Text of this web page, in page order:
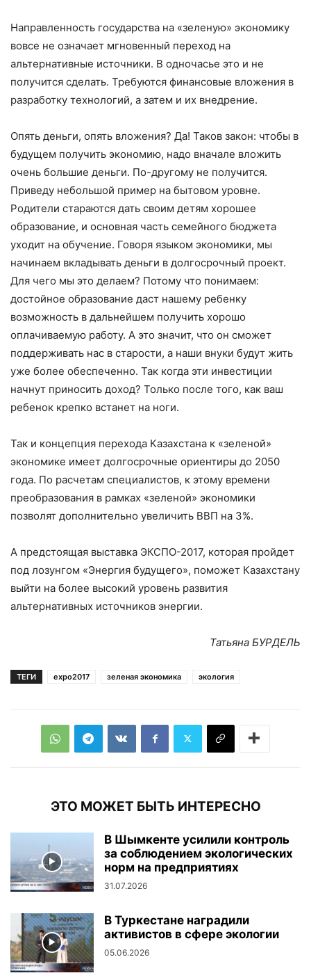
Направленность государства на «зеленую» экономику
вовсе не означает мгновенный переход на
альтернативные источники. В одночасье это и не
получится сделать. Требуются финансовые вложения в
разработку технологий, а затем и их внедрение.
Опять деньги, опять вложения? Да! Таков закон: чтобы в
будущем получить экономию, надо вначале вложить
очень большие деньги. По-другому не получится.
Приведу небольшой пример на бытовом уровне.
Родители стараются дать своим детям хорошее
образование, и основная часть семейного бюджета
уходит на обучение. Говоря языком экономики, мы
начинаем вкладывать деньги в долгосрочный проект.
Для чего мы это делаем? Потому что понимаем:
достойное образование даст нашему ребенку
возможность в дальнейшем получить хорошо
оплачиваемую работу. А это значит, что он сможет
поддерживать нас в старости, а наши внуки будут жить
уже более обеспеченно. Так когда эти инвестиции
начнут приносить доход? Только после того, как ваш
ребенок крепко встанет на ноги.
Так и концепция перехода Казахстана к «зеленой»
экономике имеет долгосрочные ориентиры до 2050
года. По расчетам специалистов, к этому времени
преобразования в рамках «зеленой» экономики
позволят дополнительно увеличить ВВП на 3%.
А предстоящая выставка ЭКСПО-2017, которая пройдет
под лозунгом «Энергия будущего», поможет Казахстану
выйти на более высокий уровень развития
альтернативных источников энергии.
Татьяна БУРДЕЛЬ
ТЕГИ expo2017 зеленая экономика экология
ЭТО МОЖЕТ БЫТЬ ИНТЕРЕСНО
В Шымкенте усилили контроль
за соблюдением экологических
норм на предприятиях
31.07.2026
В Туркестане наградили
активистов в сфере экологии
05.06.2026